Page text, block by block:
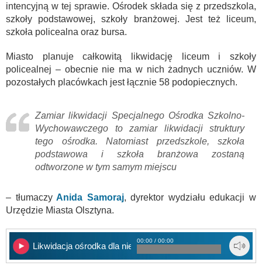
intencyjną w tej sprawie. Ośrodek składa się z przedszkola,
szkoły podstawowej, szkoły branżowej. Jest też liceum,
szkoła policealna oraz bursa.
Miasto planuje całkowitą likwidację liceum i szkoły
policealnej – obecnie nie ma w nich żadnych uczniów. W
pozostałych placówkach jest łącznie 58 podopiecznych.
Zamiar likwidacji Specjalnego Ośrodka Szkolno-
Wychowawczego to zamiar likwidacji struktury
tego ośrodka. Natomiast przedszkole, szkoła
podstawowa i szkoła branżowa zostaną
odtworzone w tym samym miejscu
– tłumaczyAnida Samoraj, dyrektor wydziału edukacji w
Urzędzie Miasta Olsztyna.
Likwidacja ośrodka dla niesłyszących
00:00 / 00:00